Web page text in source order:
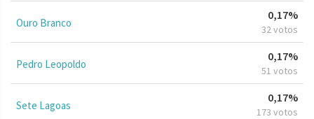
Ouro Branco
0,17%
32 votos
Pedro Leopoldo
0,17%
51 votos
Sete Lagoas
0,17%
173 votos